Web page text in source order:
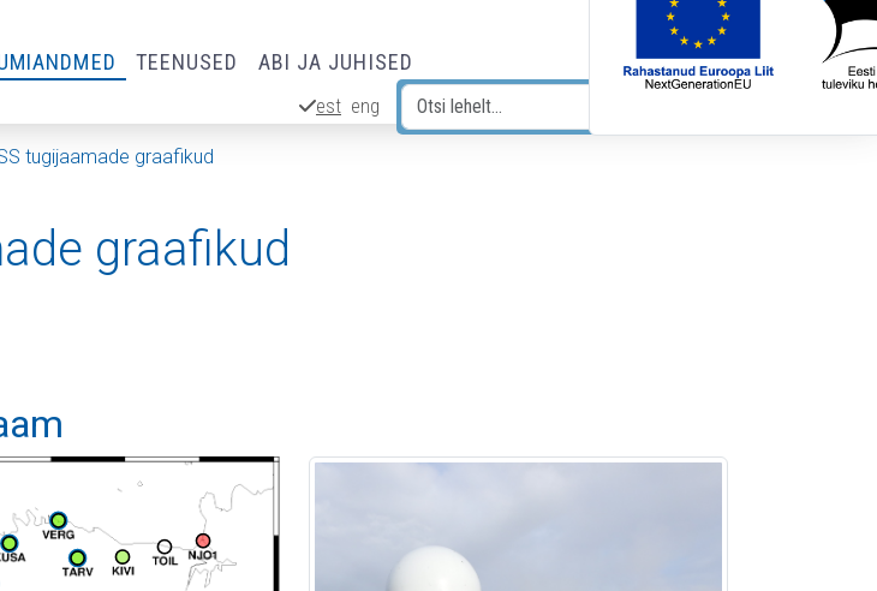
TEENUSED ABI JA JUHISED
est eng
tugijaamade graafikud
graafikud